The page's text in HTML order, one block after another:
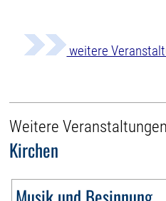
weitere
Weitere
Kirchen